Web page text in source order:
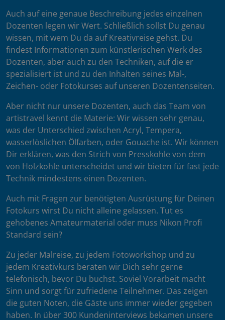
Auch auf eine genaue Beschreibung jedes einzelnen
Dozenten legen wir Wert. Schließlich sollst Du genau
wissen, mit wem Du da auf Kreativreise gehst. Du
findest Informationen zum künstlerischen Werk des
Dozenten, aber auch zu den Techniken, auf die er
spezialisiert ist und zu den Inhalten seines Mal-,
Zeichen- oder Fotokurses auf unseren Dozentenseiten.
Aber nicht nur unsere Dozenten, auch das Team von
artistravel kennt die Materie: Wir wissen sehr genau,
was der Unterschied zwischen Acryl, Tempera,
wasserlöslichen Ölfarben, oder Gouache ist. Wir können
Dir erklären, was den Strich von Presskohle von dem
von Holzkohle unterscheidet und wir bieten für fast jede
Technik mindestens einen Dozenten.
Auch mit Fragen zur benötigten Ausrüstung für Deinen
Fotokurs wirst Du nicht alleine gelassen. Tut es
gehobenes Amateurmaterial oder muss Nikon Profi
Standard sein?
Zu jeder Malreise, zu jedem Fotoworkshop und zu
jedem Kreativkurs beraten wir Dich sehr gerne
telefonisch, bevor Du buchst. Soviel Vorarbeit macht
Sinn und sorgt für zufriedene Teilnehmer. Das zeigen
die guten Noten, die Gäste uns immer wieder gegeben
haben. In über 300 Kundeninterviews bekamen unsere